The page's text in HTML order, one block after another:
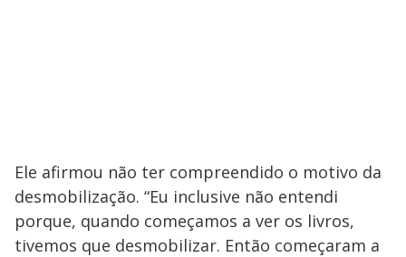
Ele afirmou não ter compreendido o motivo da
desmobilização. “Eu inclusive não entendi
porque, quando começamos a ver os livros,
tivemos que desmobilizar. Então começaram a